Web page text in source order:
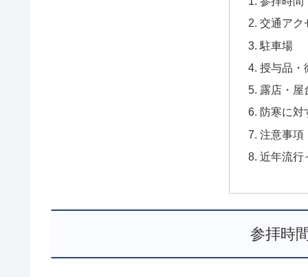
交通アク
駐車場
授与品・
露店・屋
防寒に対
注意事項
近年流行
参拝時